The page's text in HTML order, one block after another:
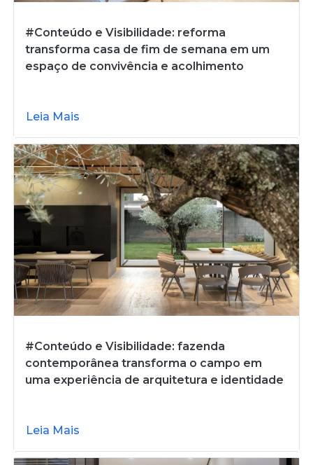
#Conteúdo e Visibilidade: reforma
transforma casa de fim de semana em um
espaço de convivência e acolhimento
Leia Mais
#Conteúdo e Visibilidade: fazenda
contemporânea transforma o campo em
uma experiência de arquitetura e identidade
Leia Mais